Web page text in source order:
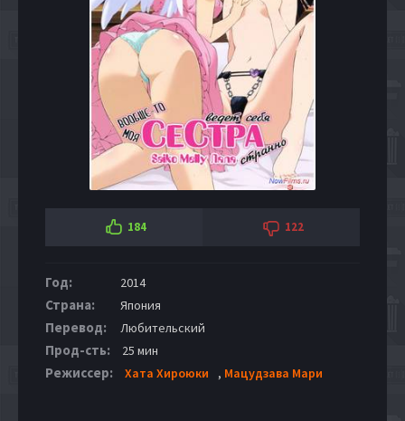
184 122
Год: 2014
Страна: Япония
Перевод: Любительский
Прод-сть: 25 мин
Режиссер: Хата Хироюки , Мацудзава Мари